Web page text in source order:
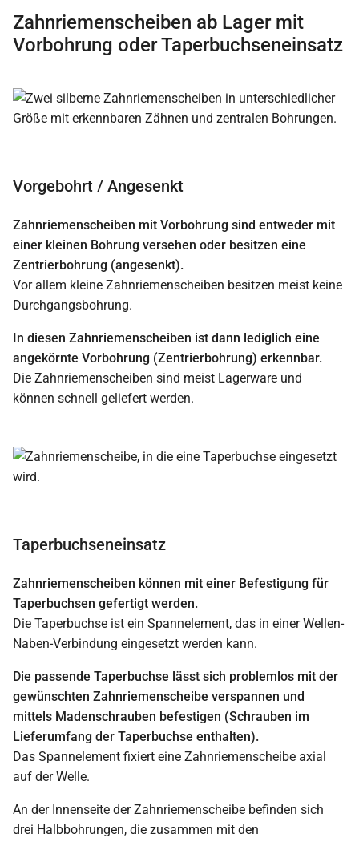
Zahnriemenscheiben ab Lager mit
Vorbohrung oder Taperbuchseneinsatz
Vorgebohrt / Angesenkt
Zahnriemenscheiben mit Vorbohrung sind entweder mit
einer kleinen Bohrung versehen oder besitzen eine
Zentrierbohrung (angesenkt).
Vor allem kleine Zahnriemenscheiben besitzen meist keine
Durchgangsbohrung.
In diesen Zahnriemenscheiben ist dann lediglich eine
angekörnte Vorbohrung (Zentrierbohrung) erkennbar.
Die Zahnriemenscheiben sind meist Lagerware und
können schnell geliefert werden.
Taperbuchseneinsatz
Zahnriemenscheiben können mit einer Befestigung für
Taperbuchsen gefertigt werden.
Die Taperbuchse ist ein Spannelement, das in einer Wellen-
Naben-Verbindung eingesetzt werden kann.
Die passende Taperbuchse lässt sich problemlos mit der
gewünschten Zahnriemenscheibe verspannen und
mittels Madenschrauben befestigen (Schrauben im
Lieferumfang der Taperbuchse enthalten).
Das Spannelement fixiert eine Zahnriemenscheibe axial
auf der Welle.
An der Innenseite der Zahnriemenscheibe befinden sich
drei Halbbohrungen, die zusammen mit den